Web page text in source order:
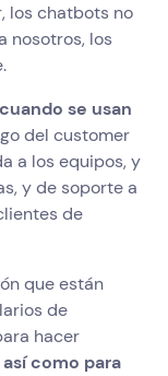
los chatbots no
nosotros, los
se usan
del customer
a los equipos, y
y de soporte a
de
que están
de
hacer
como para